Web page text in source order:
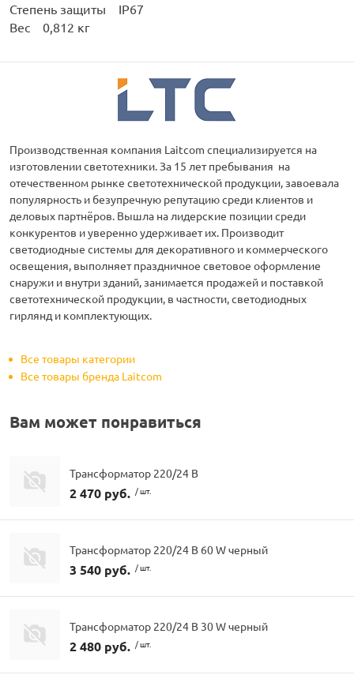
Степень защиты IP67
Вес 0,812 кг
Производственная компания Laitcom специализируется на
изготовлении светотехники. За 15 лет пребывания на
отечественном рынке светотехнической продукции, завоевала
популярность и безупречную репутацию среди клиентов и
деловых партнёров. Вышла на лидерские позиции среди
конкурентов и уверенно удерживает их. Производит
светодиодные системы для декоративного и коммерческого
освещения, выполняет праздничное световое оформление
снаружи и внутри зданий, занимается продажей и поставкой
светотехнической продукции, в частности, светодиодных
гирлянд и комплектующих.
Все товары категории
Все товары бренда Laitcom
Вам может понравиться
Трансформатор 220/24 В
2 470 руб. / шт.
Трансформатор 220/24 В 60 W черный
3 540 руб. / шт.
Трансформатор 220/24 В 30 W черный
2 480 руб. / шт.